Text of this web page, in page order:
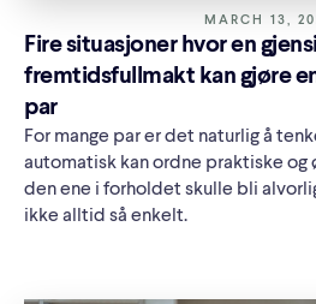
MARCH 13,
Fire situasjoner hvor en
fremtidsfullmakt kan gjøre
par
For mange par er det naturlig å
automatisk kan ordne praktiske og
den ene i forholdet skulle bli
ikke alltid så enkelt.